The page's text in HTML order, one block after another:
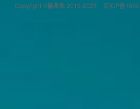
Copyright ©偷渡鱼 2016-2026 京ICP备